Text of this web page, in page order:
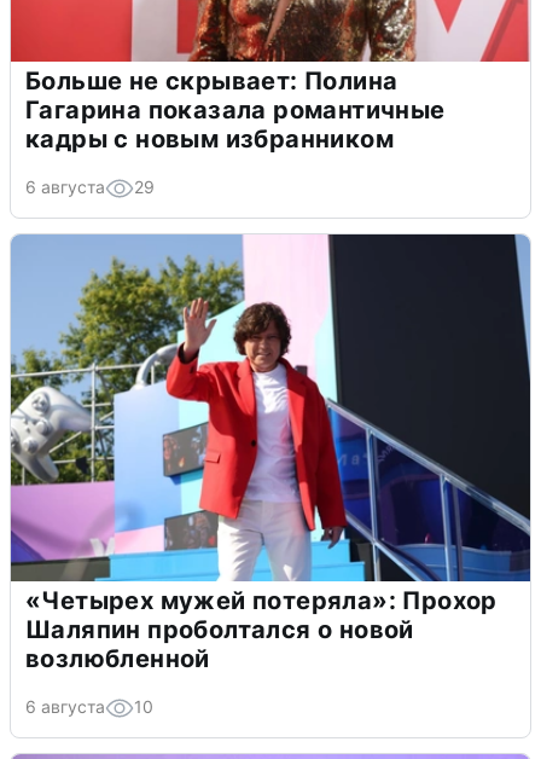
Больше не скрывает: Полина
Гагарина показала романтичные
кадры с новым избранником
6 августа 29
«Четырех мужей потеряла»: Прохор
Шаляпин проболтался о новой
возлюбленной
6 августа 10